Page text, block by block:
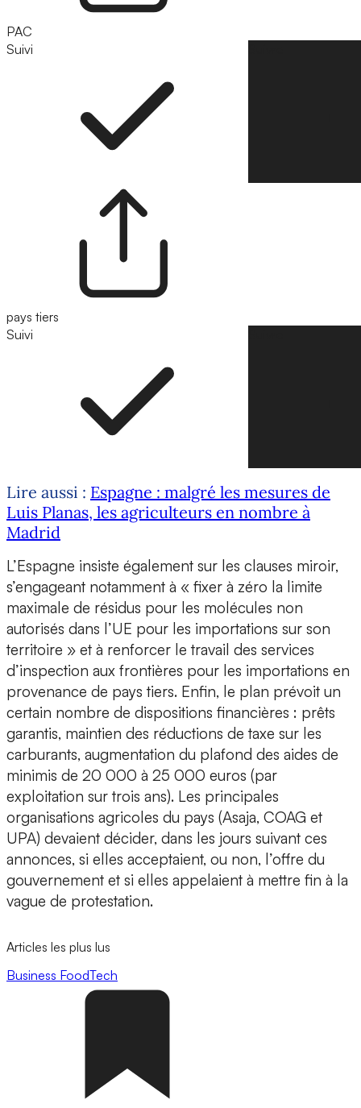
PAC
Suivi
pays tiers
Suivi
Lire aussi : Espagne : malgré les mesures de
Luis Planas, les agriculteurs en nombre à
Madrid
L’Espagne insiste également sur les clauses miroir,
s’engageant notamment à « fixer à zéro la limite
maximale de résidus pour les molécules non
autorisés dans l’UE pour les importations sur son
territoire » et à renforcer le travail des services
d’inspection aux frontières pour les importations en
provenance de pays tiers. Enfin, le plan prévoit un
certain nombre de dispositions financières : prêts
garantis, maintien des réductions de taxe sur les
carburants, augmentation du plafond des aides de
minimis de 20 000 à 25 000 euros (par
exploitation sur trois ans). Les principales
organisations agricoles du pays (Asaja, COAG et
UPA) devaient décider, dans les jours suivant ces
annonces, si elles acceptaient, ou non, l’offre du
gouvernement et si elles appelaient à mettre fin à la
vague de protestation.
Articles les plus lus
Business FoodTech